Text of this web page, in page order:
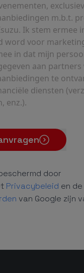
m.b.t.
Ik stem ermee
word voor
in dat mijn
aan partners
te
diensten
enz.).
door
Privacybeleid en de
van Google zijn